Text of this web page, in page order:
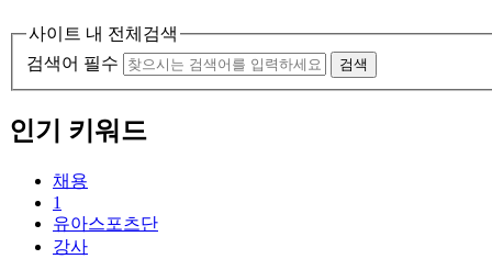
사이트 내 전체검색
검색어 필수
검색
인기 키워드
채용
1
유아스포츠단
강사